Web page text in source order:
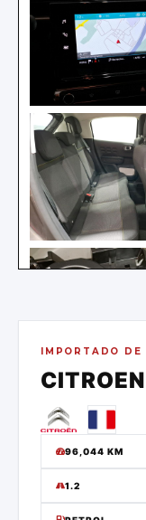
IMPORTADO DE
CITROEN
96,044 KM
1.2